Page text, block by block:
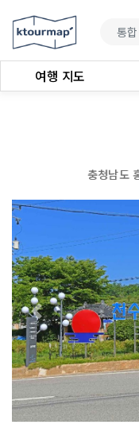
여행 지도
충청남도